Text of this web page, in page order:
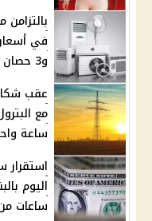
و3 حصان ؟
عقب
مع
ساعة
استقرار
اليوم
ساعات